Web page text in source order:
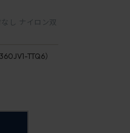
し ナイロン双
TTQ6）